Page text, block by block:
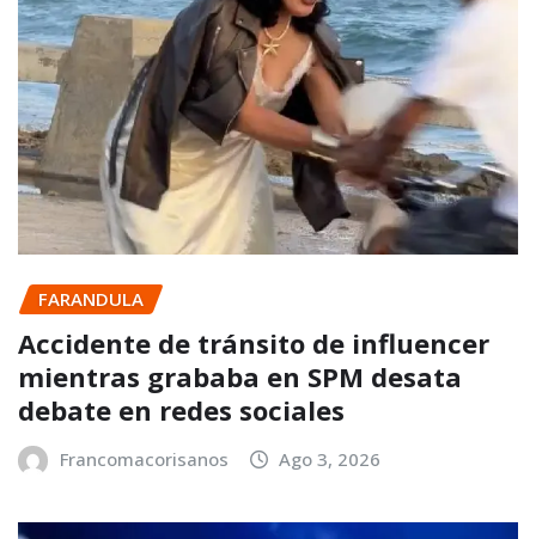
FARANDULA
Accidente de tránsito de influencer
mientras grababa en SPM desata
debate en redes sociales
Francomacorisanos Ago 3, 2026